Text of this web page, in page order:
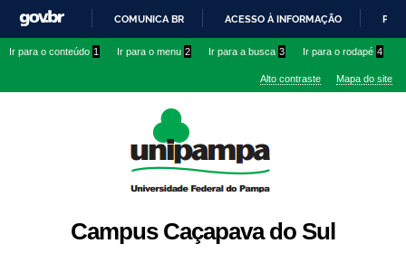
conteúdo
IR
O
COMUNICA BR ACESSO À INFORMAÇÃO
Ir para o conteúdo 1 Ir para o menu 2 Ir para a busca 3 Ir para o rodapé 4
Alto contraste Mapa do site
Campus Caçapava do Sul